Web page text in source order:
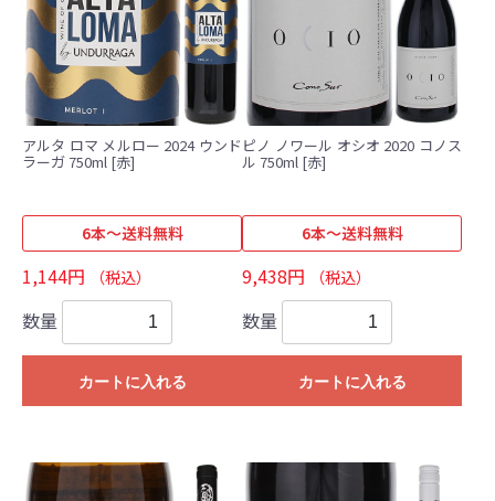
アルタ ロマ メルロー 2024 ウンド
ラーガ 750ml [赤]
6本～送料無料
1,144円 （税込）
数量
カートに入れる
ピノ ノワール オシオ 2020 コノス
ル 750ml [赤]
6本～送料無料
9,438円 （税込）
数量
カートに入れる